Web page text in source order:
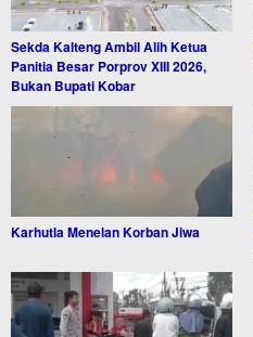
Sekda Kalteng Ambil Alih Ketua
Panitia Besar Porprov XIII 2026,
Bukan Bupati Kobar
Karhutla Menelan Korban Jiwa